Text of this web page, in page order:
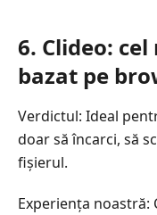
6. Clideo:
bazat pe
Verdictul: Ideal
doar să încarci, să
fișierul.
Experiența noastră: